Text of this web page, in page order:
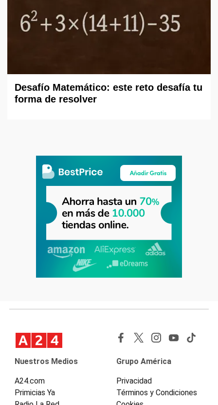
Desafío Matemático: este reto desafía tu
forma de resolver
Nuestros Medios
A24.com
Primicias Ya
Grupo América
Privacidad
Términos y Condiciones